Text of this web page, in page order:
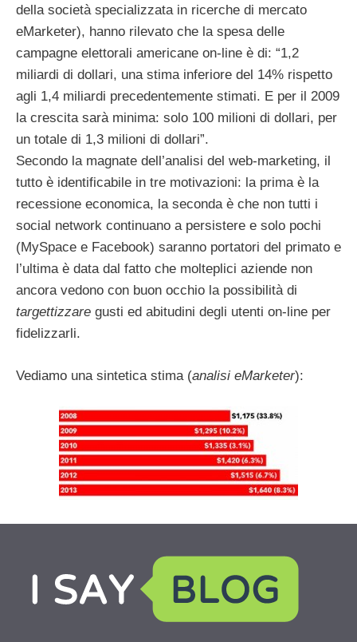
della società specializzata in ricerche di mercato
eMarketer), hanno rilevato che la spesa delle
campagne elettorali americane on-line è di: “1,2
miliardi di dollari, una stima inferiore del 14% rispetto
agli 1,4 miliardi precedentemente stimati. E per il 2009
la crescita sarà minima: solo 100 milioni di dollari, per
un totale di 1,3 milioni di dollari”.
Secondo la magnate dell’analisi del web-marketing, il
tutto è identificabile in tre motivazioni: la prima è la
recessione economica, la seconda è che non tutti i
social network continuano a persistere e solo pochi
(MySpace e Facebook) saranno portatori del primato e
l’ultima è data dal fatto che molteplici aziende non
ancora vedono con buon occhio la possibilità di
targettizzare gusti ed abitudini degli utenti on-line per
fidelizzarli.
Vediamo una sintetica stima (analisi eMarketer):